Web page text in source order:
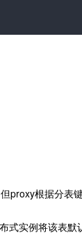
proxy根据分表
实例将该表默